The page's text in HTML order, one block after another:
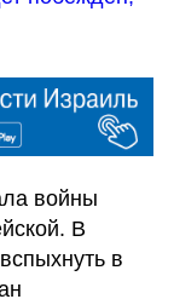
войны
В
в